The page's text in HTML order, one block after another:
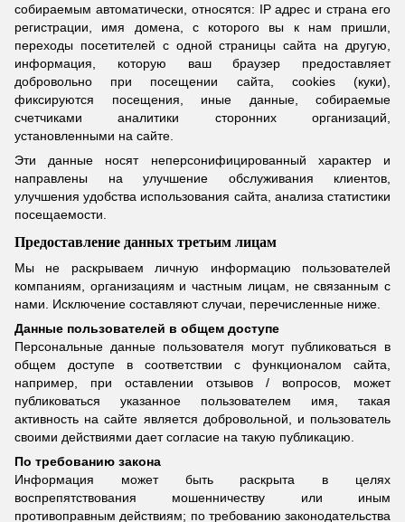
собираемым автоматически, относятся: IP адрес и страна его
регистрации, имя домена, с которого вы к нам пришли,
переходы посетителей с одной страницы сайта на другую,
информация, которую ваш браузер предоставляет
добровольно при посещении сайта, cookies (куки),
фиксируются посещения, иные данные, собираемые
счетчиками аналитики сторонних организаций,
установленными на сайте.
Эти данные носят неперсонифицированный характер и
направлены на улучшение обслуживания клиентов,
улучшения удобства использования сайта, анализа статистики
посещаемости.
Предоставление данных третьим лицам
Мы не раскрываем личную информацию пользователей
компаниям, организациям и частным лицам, не связанным с
нами. Исключение составляют случаи, перечисленные ниже.
Данные пользователей в общем доступе
Персональные данные пользователя могут публиковаться в
общем доступе в соответствии с функционалом сайта,
например, при оставлении отзывов / вопросов, может
публиковаться указанное пользователем имя, такая
активность на сайте является добровольной, и пользователь
своими действиями дает согласие на такую публикацию.
По требованию закона
Информация может быть раскрыта в целях
воспрепятствования мошенничеству или иным
противоправным действиям; по требованию законодательства